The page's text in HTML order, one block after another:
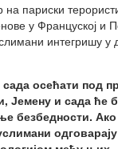
париски
у Француској и
интегришу у
осећати под
Јемену и сада
безбедности.